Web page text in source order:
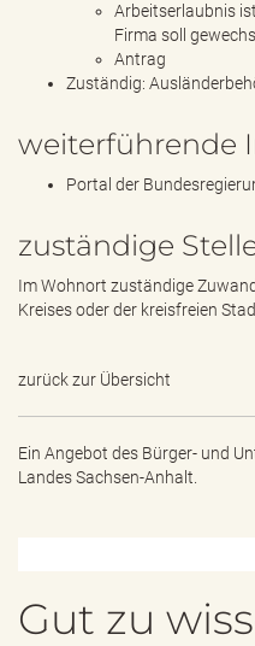
Arbeitserlaubnis
Firma soll
Antrag
Zuständig:
weiterführende
Portal der
zuständige
Im Wohnort zuständige
Kreises oder der kreisfreien
zurück zur Übersicht
Ein Angebot des Bürger- und
Landes Sachsen-Anhalt.
Gut zu